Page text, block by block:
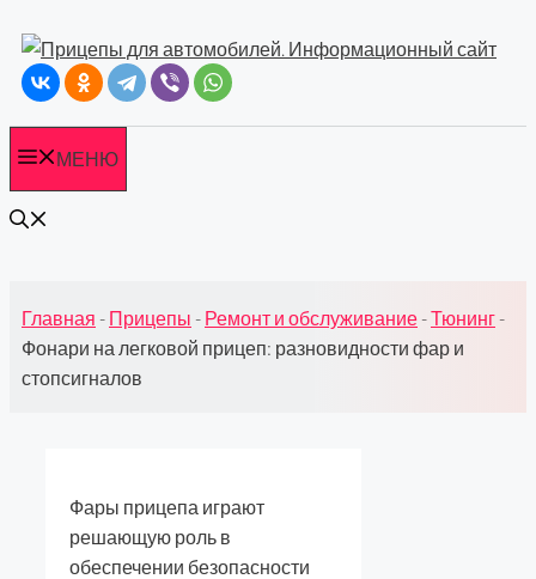
содержимому
МЕНЮ
Главная - Прицепы - Ремонт и обслуживание-Тюнинг-
Фонари на легковой прицеп: разновидности фар и
стопсигналов
Фары прицепа играют
решающую роль в
обеспечении безопасности